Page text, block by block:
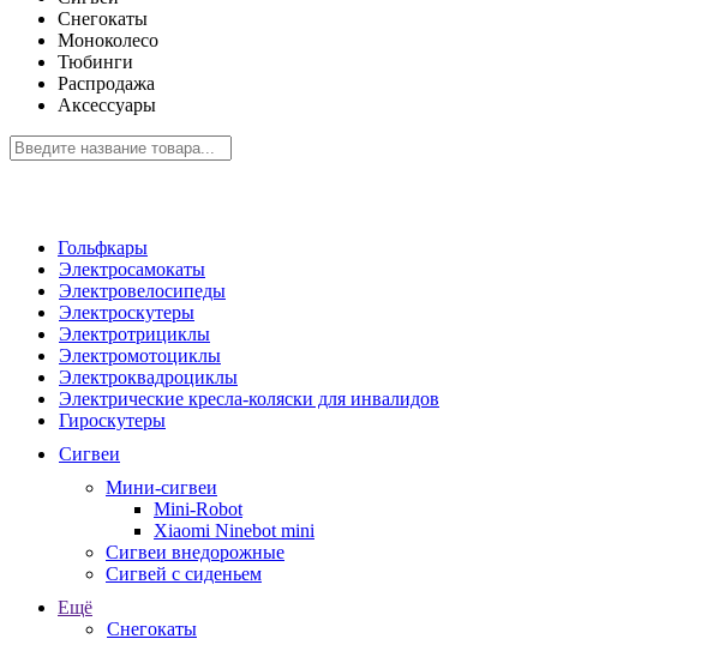
Снегокаты
Моноколесо
Тюбинги
Распродажа
Аксессуары
Гольфкары
Электросамокаты
Электровелосипеды
Электроскутеры
Электротрициклы
Электромотоциклы
Электроквадроциклы
Электрические кресла-коляски для инвалидов
Гироскутеры
Сигвеи
Мини-сигвеи
Mini-Robot
Xiaomi Ninebot mini
Сигвеи внедорожные
Сигвей с сиденьем
Ещё
Снегокаты